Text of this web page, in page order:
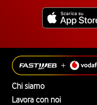
Chi siamo
Lavora con noi